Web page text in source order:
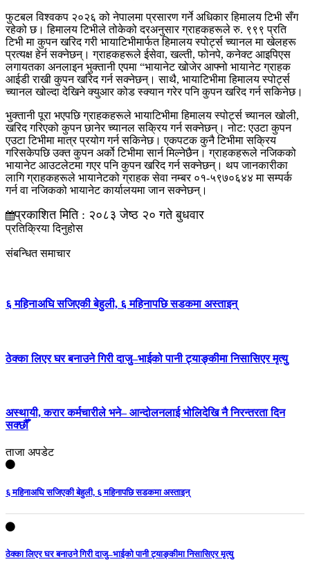
फुटबल विश्वकप २०२६ को नेपालमा प्रसारण गर्ने अधिकार हिमालय टिभी सँग
रहेको छ। हिमालय टिभीले तोकेको दरअनुसार ग्राहकहरूले रु. ९९९ प्रति
टिभी मा कुपन खरिद गरी भायाटिभीमार्फत हिमालय स्पोर्ट्स च्यानल मा खेलहरू
प्रत्यक्ष हेर्न सक्नेछन्। ग्राहकहरूले ईसेवा, खल्ती, फोनपे, कनेक्ट आइपिएस
लगायतका अनलाइन भुक्तानी एपमा “भायानेट खोजेर आफ्नो भायानेट ग्राहक
आईडी राखी कुपन खरिद गर्न सक्नेछन्। साथै, भायाटिभीमा हिमालय स्पोर्ट्स
च्यानल खोल्दा देखिने क्युआर कोड स्क्यान गरेर पनि कुपन खरिद गर्न सकिनेछ।
भुक्तानी पूरा भएपछि ग्राहकहरूले भायाटिभीमा हिमालय स्पोर्ट्स च्यानल खोली,
खरिद गरिएको कुपन छानेर च्यानल सक्रिय गर्न सक्नेछन्। नोट: एउटा कुपन
एउटा टिभीमा मात्र प्रयोग गर्न सकिनेछ। एकपटक कुनै टिभीमा सक्रिय
गरिसकेपछि उक्त कुपन अर्को टिभीमा सार्न मिल्नेछैन। ग्राहकहरूले नजिकको
भायानेट आउटलेटमा गएर पनि कुपन खरिद गर्न सक्नेछन्। थप जानकारीका
लागि ग्राहकहरूले भायानेटको ग्राहक सेवा नम्बर ०१-५९७०६४४ मा सम्पर्क
गर्न वा नजिकको भायानेट कार्यालयमा जान सक्नेछन्।
प्रकाशित मिति : २०८३ जेष्ठ २० गते बुधवार
प्रतिक्रिया दिनुहोस
संबन्धित समाचार
६ महिनाअघि सजिएकी बेहुली, ६ महिनापछि सडकमा अस्ताइन्
ठेक्का लिएर घर बनाउने गिरी दाजु–भाईको पानी ट्याङ्कीमा निसासिएर मृत्यु
अस्थायी, करार कर्मचारीले भने– आन्दोलनलाई भोलिदेखि नै निरन्तरता दिन
सक्छौँ
ताजा अपडेट
६ महिनाअघि सजिएकी बेहुली, ६ महिनापछि सडकमा अस्ताइन्
ठेक्का लिएर घर बनाउने गिरी दाजु–भाईको पानी ट्याङ्कीमा निसासिएर मृत्यु